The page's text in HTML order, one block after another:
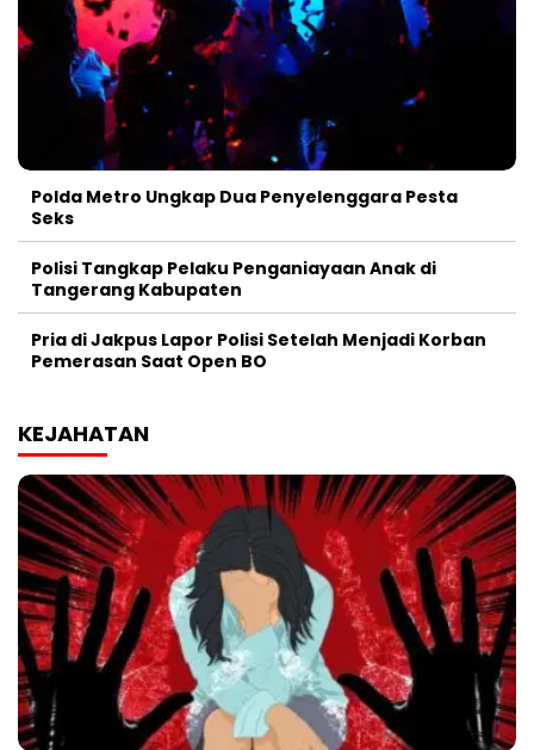
Polda Metro Ungkap Dua Penyelenggara Pesta
Seks
Polisi Tangkap Pelaku Penganiayaan Anak di
Tangerang Kabupaten
Pria di Jakpus Lapor Polisi Setelah Menjadi Korban
Pemerasan Saat Open BO
KEJAHATAN